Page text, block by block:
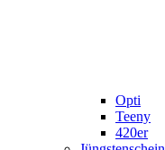
Opti
Teeny
420er